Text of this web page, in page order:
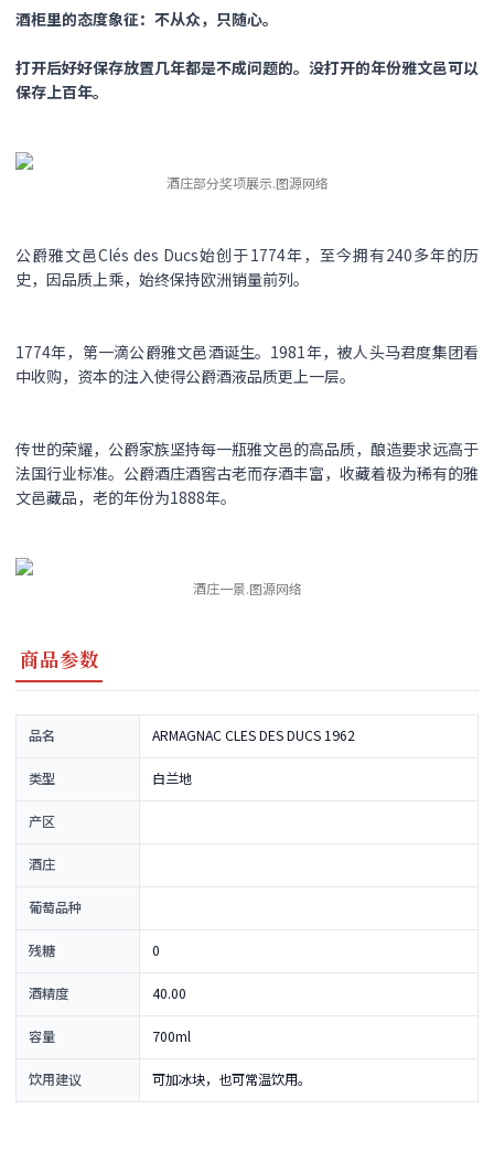
酒柜里的态度象征：不从众，只随心。
打开后好好保存放置几年都是不成问题的。没打开的年份雅文邑可以
保存上百年。
酒庄部分奖项展示.图源网络
公爵雅文邑Clés des Ducs始创于1774年，至今拥有240多年的历
史，因品质上乘，始终保持欧洲销量前列。
1774年，第一滴公爵雅文邑酒诞生。1981年，被人头马君度集团看
中收购，资本的注入使得公爵酒液品质更上一层。
传世的荣耀，公爵家族坚持每一瓶雅文邑的高品质，酿造要求远高于
法国行业标准。公爵酒庄酒窖古老而存酒丰富，收藏着极为稀有的雅
文邑藏品，老的年份为1888年。
酒庄一景.图源网络
商品参数
品名 ARMAGNAC CLES DES DUCS 1962
类型 白兰地
产区
酒庄
葡萄品种
残糖 0
酒精度 40.00
容量 700ml
饮用建议 可加冰块，也可常温饮用。